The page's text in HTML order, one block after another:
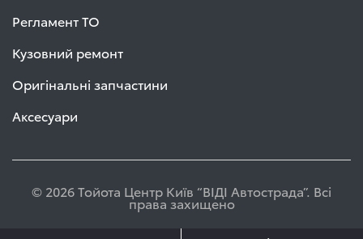
Регламент ТО
Кузовний ремонт
Оригінальні запчастини
Аксесуари
© 2026 Тойота Центр Київ “ВІДІ Автострада”. Всі
права захищено